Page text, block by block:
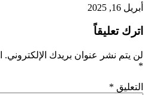
أبريل 16, 2025
اترك تعليقاً
لن يتم نشر عنوان بريدك الإلكتروني.
*
التعليق *